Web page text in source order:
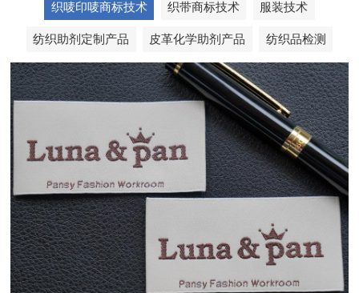
织唛印唛商标技术 织带商标技术 服装技术
纺织助剂定制产品 皮革化学助剂产品 纺织品检测